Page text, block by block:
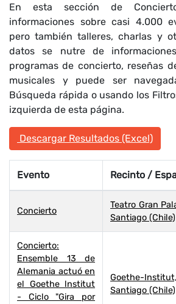
En esta sección de
informaciones sobre casi 4.000
pero también talleres, charlas y
datos se nutre de
programas de concierto, reseñas
musicales y puede ser
Búsqueda rápida o usando los
izquierda de esta página.
Descargar Resultados (Excel)
Evento Recinto /
Concierto
Teatro Gran
Santiago (Chile)
Concierto:
Ensemble 13 de
Alemania actuó en
el Goethe lnstitut
- Ciclo "Gira por
Goethe-Institut,
Santiago (Chile)